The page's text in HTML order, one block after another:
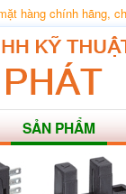
hàng chính hãng,
SẢN PHẨM